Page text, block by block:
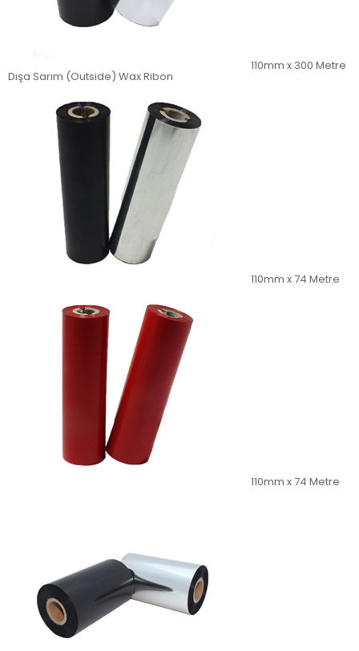
110mm x 300 Metre
Dışa Sarım (Outside) Wax Ribon
110mm x 74 Metre
110mm x 74 Metre